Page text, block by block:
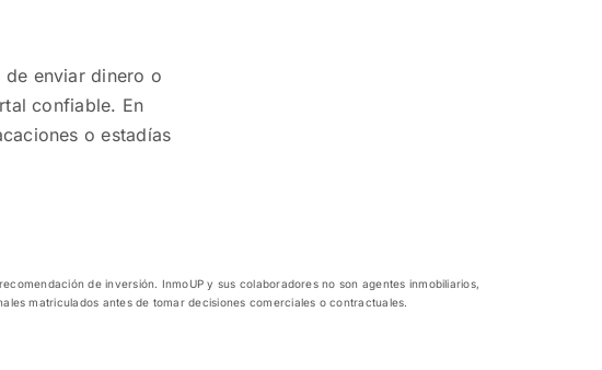
enviar dinero o
confiable. En
o estadías
de inversión. InmoUP y sus colaboradores no son agentes inmobiliarios,
matriculados antes de tomar decisiones comerciales o contractuales.